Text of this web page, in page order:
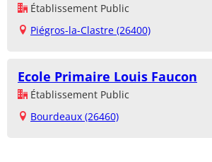
Établissement Public
Piégros-la-Clastre (26400)
Ecole Primaire Louis Faucon
Établissement Public
Bourdeaux (26460)